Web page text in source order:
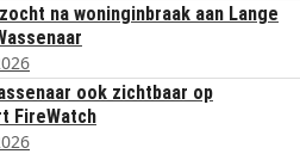
na woninginbraak aan Lange
ook zichtbaar op
FireWatch